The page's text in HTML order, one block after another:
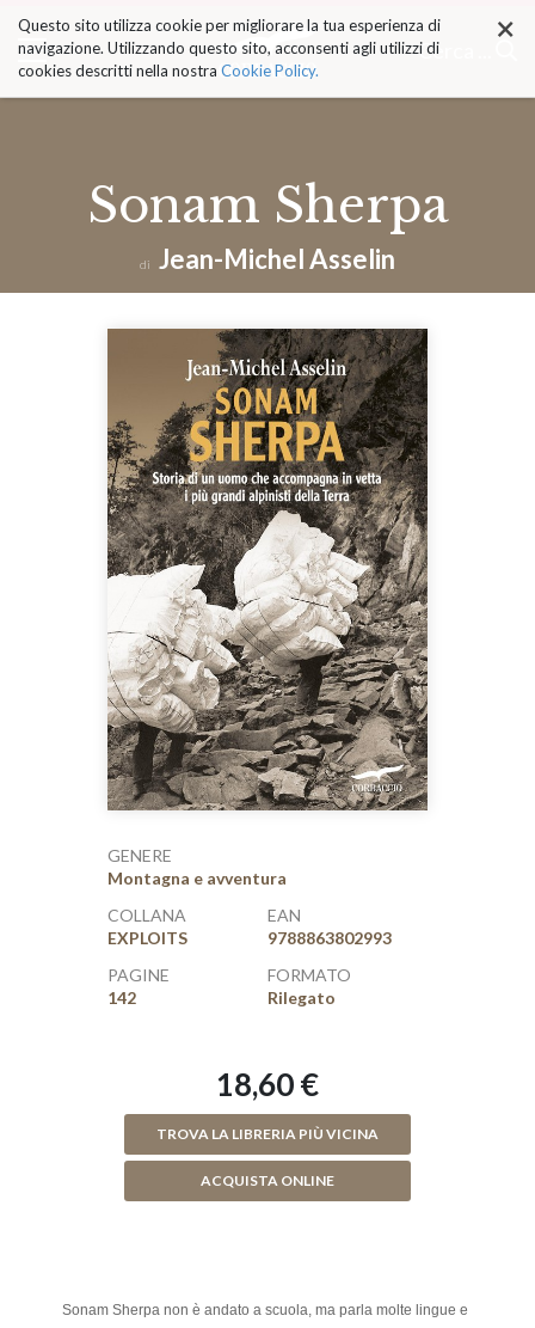
ai
contenuti.
|
Salta
Cerca ... ×
Questo sito utilizza cookie per migliorare la tua esperienza di
navigazione. Utilizzando questo sito, acconsenti agli utilizzi di
cookies descritti nella nostra Cookie Policy.
Sonam Sherpa
di Jean-Michel Asselin
GENERE
Montagna e avventura
COLLANA
EXPLOITS
EAN
9788863802993
PAGINE
142
FORMATO
Rilegato
18,60 €
TROVA LA LIBRERIA PIÙ VICINA
ACQUISTA ONLINE
Sonam Sherpa non è andato a scuola, ma parla molte lingue e